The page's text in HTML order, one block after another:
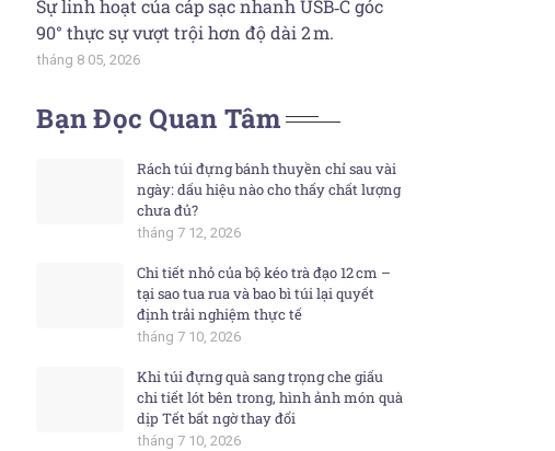
Sự linh hoạt của cáp sạc nhanh USB‑C góc
90° thực sự vượt trội hơn độ dài 2 m.
tháng 8 05, 2026
Bạn Đọc Quan Tâm
Rách túi đựng bánh thuyền chỉ sau vài
ngày: dấu hiệu nào cho thấy chất lượng
chưa đủ?
tháng 7 12, 2026
Chi tiết nhỏ của bộ kéo trà đạo 12 cm –
tại sao tua rua và bao bì túi lại quyết
định trải nghiệm thực tế
tháng 7 10, 2026
Khi túi đựng quà sang trọng che giấu
chi tiết lót bên trong, hình ảnh món quà
dịp Tết bất ngờ thay đổi
tháng 7 10, 2026